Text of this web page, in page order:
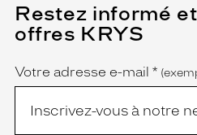
Restez informé
offres KRYS
Name
Votre adresse e-mail *
(Ce
champ
est
obligatoire)